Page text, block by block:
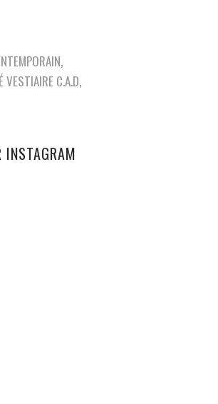
VESTIAIRE C.A.D
INSTAGRAM